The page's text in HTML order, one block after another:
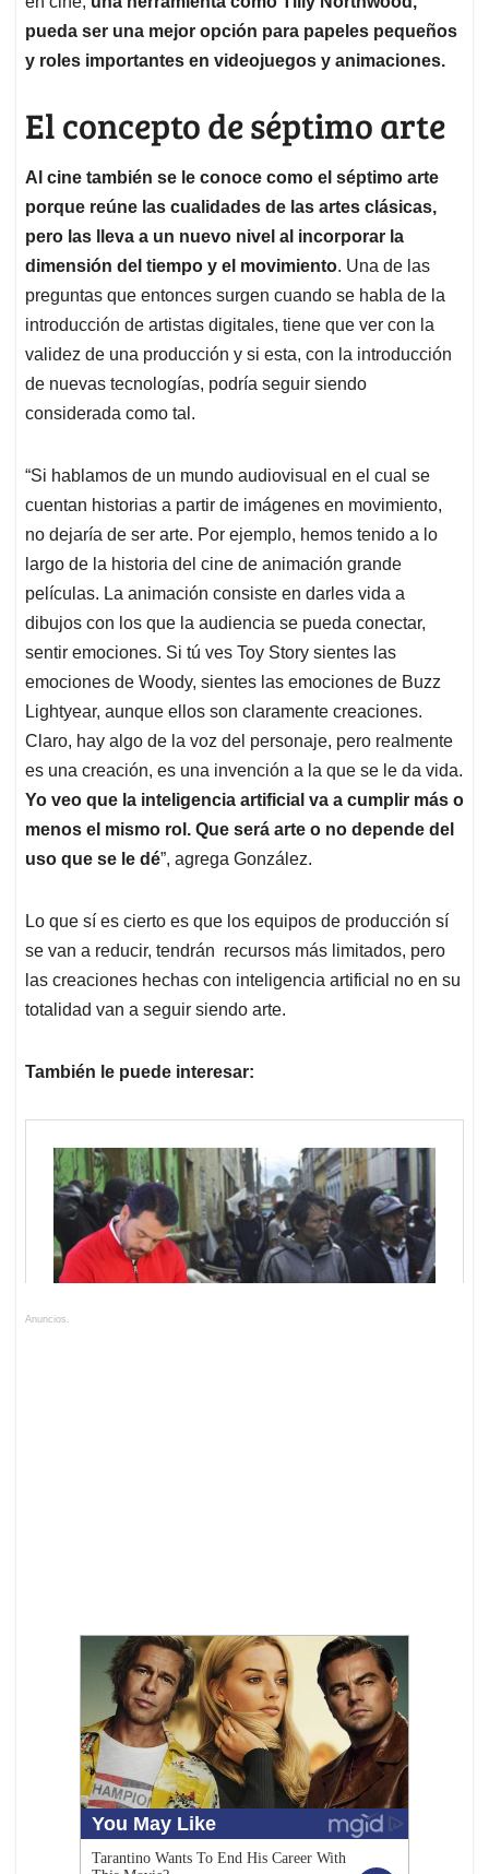
pueda ser una mejor opción para papeles pequeños
y roles importantes en videojuegos y animaciones.
El concepto de séptimo arte
Al cine también se le conoce como el séptimo arte
porque reúne las cualidades de las artes clásicas,
pero las lleva a un nuevo nivel al incorporar la
dimensión del tiempo y el movimiento. Una de las
preguntas que entonces surgen cuando se habla de la
introducción de artistas digitales, tiene que ver con la
validez de una producción y si esta, con la introducción
de nuevas tecnologías, podría seguir siendo
considerada como tal.
“Si hablamos de un mundo audiovisual en el cual se
cuentan historias a partir de imágenes en movimiento,
no dejaría de ser arte. Por ejemplo, hemos tenido a lo
largo de la historia del cine de animación grande
películas. La animación consiste en darles vida a
dibujos con los que la audiencia se pueda conectar,
sentir emociones. Si tú ves Toy Story sientes las
emociones de Woody, sientes las emociones de Buzz
Lightyear, aunque ellos son claramente creaciones.
Claro, hay algo de la voz del personaje, pero realmente
es una creación, es una invención a la que se le da vida.
Yo veo que la inteligencia artificial va a cumplir más o
menos el mismo rol. Que será arte o no depende del
uso que se le dé”, agrega González.
Lo que sí es cierto es que los equipos de producción sí
se van a reducir, tendrán recursos más limitados, pero
las creaciones hechas con inteligencia artificial no en su
totalidad van a seguir siendo arte.
También le puede interesar:
Anuncios.